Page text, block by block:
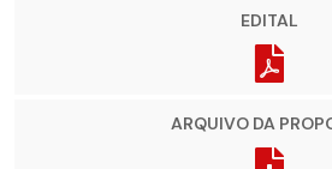
EDITAL
ARQUIVO DA